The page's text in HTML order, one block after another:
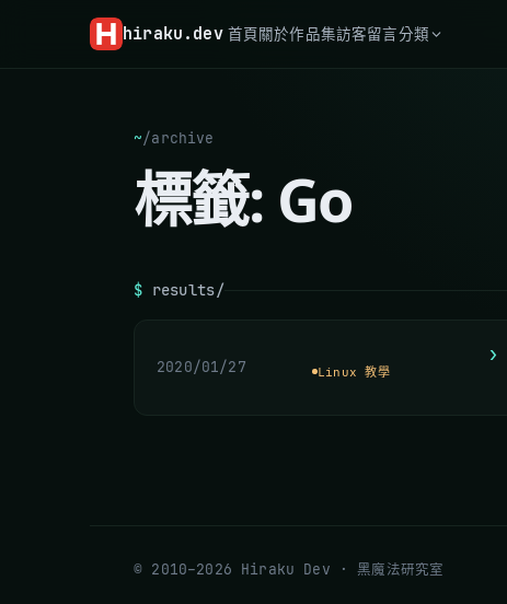
hiraku .dev 首頁關於作品集訪客留言分類
~/archive
標籤: Go
$ results/
2020/01/27 Linux 教學
© 2010–2026 Hiraku Dev · 黑魔法研究室